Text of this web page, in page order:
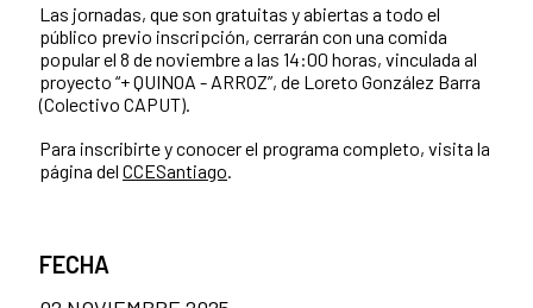
Las jornadas, que son gratuitas y abiertas a todo el
público previo inscripción, cerrarán con una comida
popular el 8 de noviembre a las 14:00 horas, vinculada al
proyecto “+ QUINOA - ARROZ”, de Loreto González Barra
(Colectivo CAPUT).
Para inscribirte y conocer el programa completo, visita la
página del CCESantiago
FECHA